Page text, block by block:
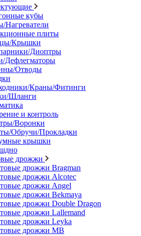
кубы
плиты
Крышки
Диоптры
Дефлегматоры
Отводы
Краны/Фитинги
Шланги
и контроль
Воронки
Обручи/Прокладки
крышки
дрожжи
дрожжи Bragman
дрожжи Alcotec
дрожжи Angel
дрожжи Bekmaya
дрожжи Double Dragon
дрожжи Lallemand
дрожжи Leyka
дрожжи MB